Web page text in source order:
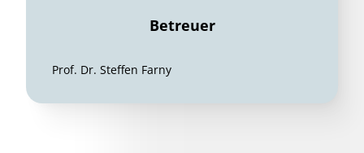
Betreuer
Prof. Dr. Steffen Farny